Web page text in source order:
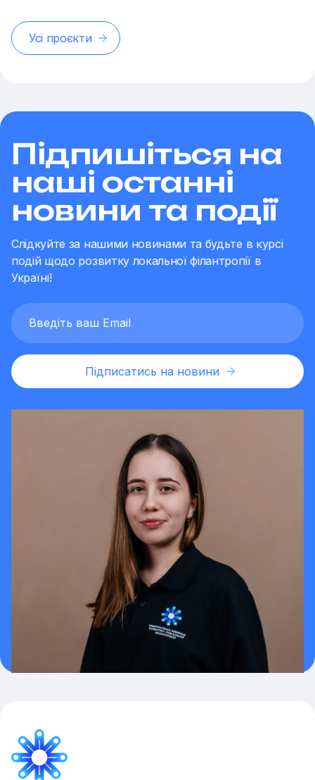
Усі проєкти
Підпишіться на
наші останні
новини та події
Слідкуйте за нашими новинами та будьте в курсі
подій щодо розвитку локальної філантропії в
Україні!
Підписатись на новини